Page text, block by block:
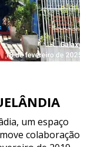
um espaço
colaboração